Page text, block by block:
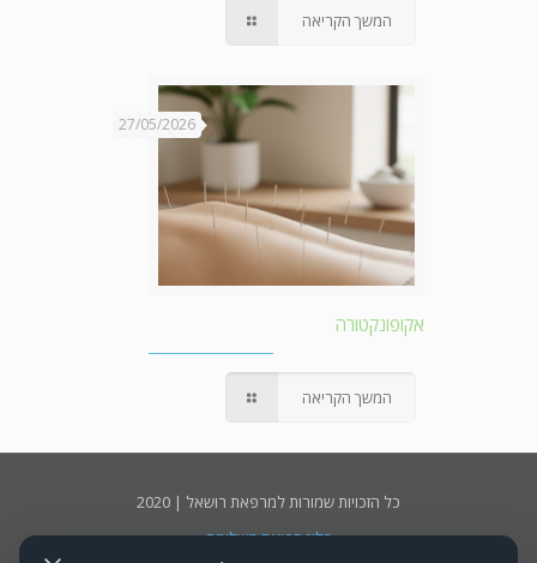
המשך הקריאה
27/05/2026
אקופונקטורה
המשך הקריאה
כל הזכויות שמורות למרפאת רושאל | 2020
בלוג רפואה משלימה